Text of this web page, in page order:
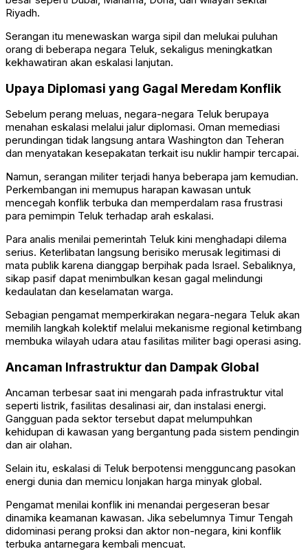
Riyadh.
Serangan itu menewaskan warga sipil dan melukai puluhan
orang di beberapa negara Teluk, sekaligus meningkatkan
kekhawatiran akan eskalasi lanjutan.
Upaya Diplomasi yang Gagal Meredam Konflik
Sebelum perang meluas, negara-negara Teluk berupaya
menahan eskalasi melalui jalur diplomasi. Oman memediasi
perundingan tidak langsung antara Washington dan Teheran
dan menyatakan kesepakatan terkait isu nuklir hampir tercapai.
Namun, serangan militer terjadi hanya beberapa jam kemudian.
Perkembangan ini memupus harapan kawasan untuk
mencegah konflik terbuka dan memperdalam rasa frustrasi
para pemimpin Teluk terhadap arah eskalasi.
Para analis menilai pemerintah Teluk kini menghadapi dilema
serius. Keterlibatan langsung berisiko merusak legitimasi di
mata publik karena dianggap berpihak pada Israel. Sebaliknya,
sikap pasif dapat menimbulkan kesan gagal melindungi
kedaulatan dan keselamatan warga.
Sebagian pengamat memperkirakan negara-negara Teluk akan
memilih langkah kolektif melalui mekanisme regional ketimbang
membuka wilayah udara atau fasilitas militer bagi operasi asing.
Ancaman Infrastruktur dan Dampak Global
Ancaman terbesar saat ini mengarah pada infrastruktur vital
seperti listrik, fasilitas desalinasi air, dan instalasi energi.
Gangguan pada sektor tersebut dapat melumpuhkan
kehidupan di kawasan yang bergantung pada sistem pendingin
dan air olahan.
Selain itu, eskalasi di Teluk berpotensi mengguncang pasokan
energi dunia dan memicu lonjakan harga minyak global.
Pengamat menilai konflik ini menandai pergeseran besar
dinamika keamanan kawasan. Jika sebelumnya Timur Tengah
didominasi perang proksi dan aktor non-negara, kini konflik
terbuka antarnegara kembali mencuat.